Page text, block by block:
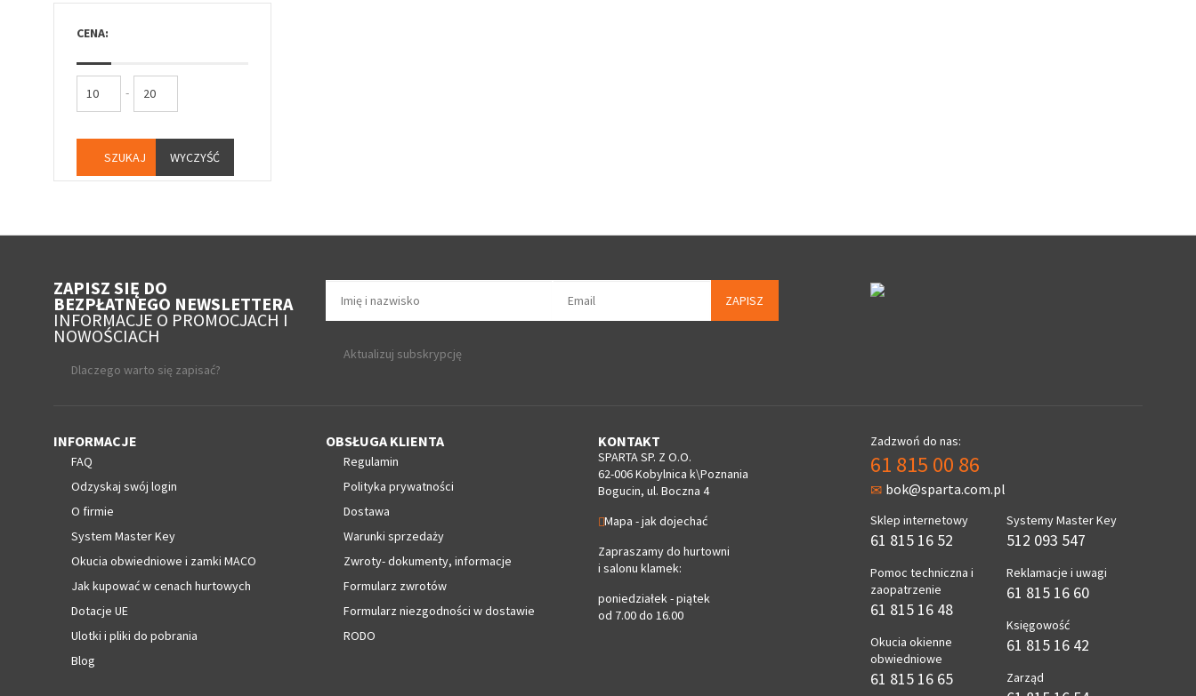
CENA:
-
WYCZYŚĆ
ZAPISZ SIĘ DO
BEZPŁATNEGO NEWSLETTERA
INFORMACJE O PROMOCJACH I
NOWOŚCIACH
Dlaczego warto się zapisać?
ZAPISZ
Aktualizuj subskrypcję
INFORMACJE
FAQ
Odzyskaj swój login
O firmie
System Master Key
Okucia obwiedniowe i zamki MACO
Jak kupować w cenach hurtowych
Dotacje UE
Ulotki i pliki do pobrania
Blog
OBSŁUGA KLIENTA
Regulamin
Polityka prywatności
Dostawa
Warunki sprzedaży
Zwroty- dokumenty, informacje
Formularz zwrotów
Formularz niezgodności w dostawie
RODO
KONTAKT
SPARTA SP. Z O.O.
62-006 Kobylnica k\Poznania
Bogucin, ul. Boczna 4
Mapa - jak dojechać
Zapraszamy do hurtowni
i salonu klamek:
poniedziałek - piątek
od 7.00 do 16.00
Zadzwoń do nas:
61 815 00 86
bok@sparta.com.pl
Sklep internetowy
61 815 16 52
Pomoc techniczna i
zaopatrzenie
61 815 16 48
Okucia okienne
obwiedniowe
61 815 16 65
Systemy Master Key
512 093 547
Reklamacje i uwagi
61 815 16 60
Księgowość
61 815 16 42
Zarząd